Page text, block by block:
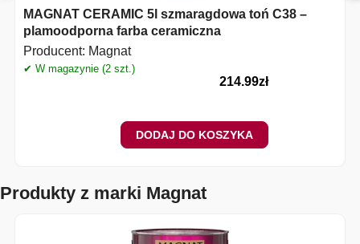
MAGNAT CERAMIC 5l szmaragdowa toń C38 –
plamoodporna farba ceramiczna
Producent: Magnat
✔ W magazynie (2 szt.)
214.99zł
DODAJ DO KOSZYKA
Produkty z marki Magnat